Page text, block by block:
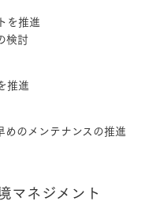
を推進
検討
推進
のメンテナンスの推進
マネジメント